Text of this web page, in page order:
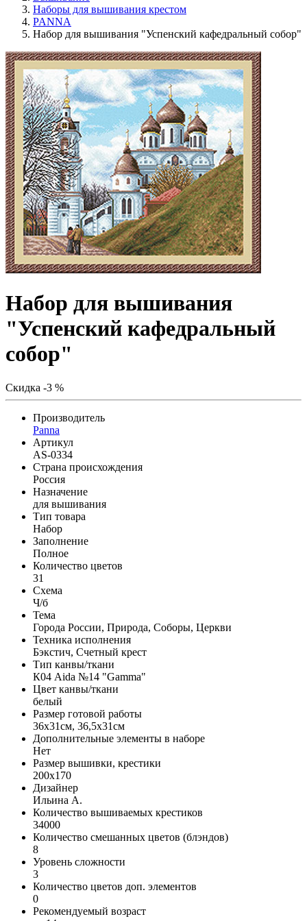
Наборы для вышивания крестом
PANNA
Набор для вышивания "Успенский кафедральный собор"
Набор для вышивания
"Успенский кафедральный
собор"
Скидка -3 %
Производитель
Panna
Артикул
AS-0334
Страна происхождения
Россия
Назначение
для вышивания
Тип товара
Набор
Заполнение
Полное
Количество цветов
31
Схема
Ч/б
Тема
Города России, Природа, Соборы, Церкви
Техника исполнения
Бэкстич, Счетный крест
Тип канвы/ткани
К04 Aida №14 "Gamma"
Цвет канвы/ткани
белый
Размер готовой работы
36x31см, 36,5x31см
Дополнительные элементы в наборе
Нет
Размер вышивки, крестики
200x170
Дизайнер
Ильина А.
Количество вышиваемых крестиков
34000
Количество смешанных цветов (блэндов)
8
Уровень сложности
3
Количество цветов доп. элементов
0
Рекомендуемый возраст